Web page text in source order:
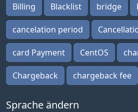
Billing Blacklist bridge
cancelation period
card Payment CentOS
Chargeback chargeback fee
Sprache ändern